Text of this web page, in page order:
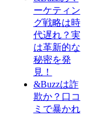
ーケティン
グ戦略は時
代遅れ？実
は革新的な
秘密を発
見！
&Buzzは詐
欺か？口コ
ミで暴かれ